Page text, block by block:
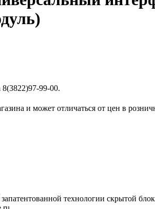
99-00.
и может отличаться от цен в
технологии скрытой